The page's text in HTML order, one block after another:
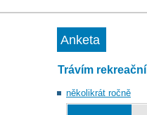
Anketa
Trávím
několikrát ročně